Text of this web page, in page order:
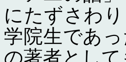
にたずさわ
学院生であ
の著者とし